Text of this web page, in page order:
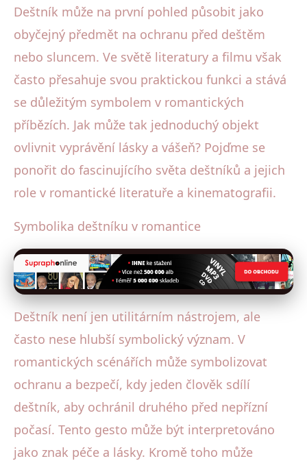
Deštník může na první pohled působit jako
obyčejný předmět na ochranu před deštěm
nebo sluncem. Ve světě literatury a filmu však
často přesahuje svou praktickou funkci a stává
se důležitým symbolem v romantických
příbězích. Jak může tak jednoduchý objekt
ovlivnit vyprávění lásky a vášeň? Pojďme se
ponořit do fascinujícího světa deštníků a jejich
role v romantické literatuře a kinematografii.
Symbolika deštníku v romantice
Deštník není jen utilitárním nástrojem, ale
často nese hlubší symbolický význam. V
romantických scénářích může symbolizovat
ochranu a bezpečí, kdy jeden člověk sdílí
deštník, aby ochránil druhého před nepřízní
počasí. Tento gesto může být interpretováno
jako znak péče a lásky. Kromě toho může